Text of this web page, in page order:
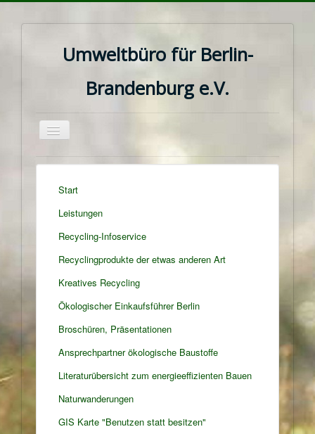
Umweltbüro für Berlin-
Brandenburg e.V.
Navigation
Start
Leistungen
Recycling-Infoservice
Recyclingprodukte der etwas anderen Art
Kreatives Recycling
Ökologischer Einkaufsführer Berlin
Broschüren, Präsentationen
Ansprechpartner ökologische Baustoffe
Literaturübersicht zum energieeffizienten Bauen
Naturwanderungen
GIS Karte "Benutzen statt besitzen"